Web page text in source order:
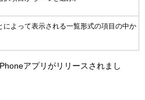
によって表示される一覧形式の項目の中か
アプリがリリースされまし